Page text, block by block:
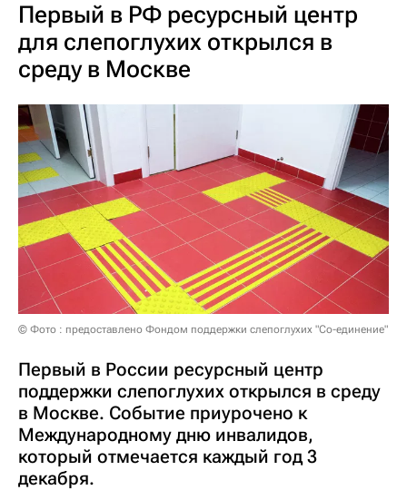
Первый в РФ ресурсный центр
для слепоглухих открылся в
среду в Москве
© Фото : предоставлено Фондом поддержки слепоглухих "Со-единение"
Первый в России ресурсный центр
поддержки слепоглухих открылся в среду
в Москве. Событие приурочено к
Международному дню инвалидов,
который отмечается каждый год 3
декабря.